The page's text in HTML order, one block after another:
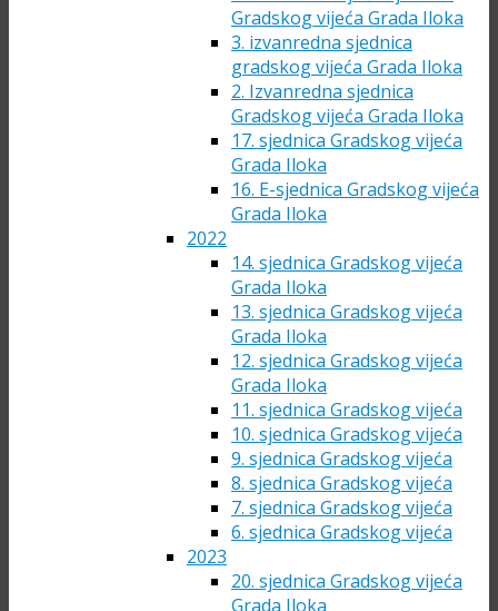
Gradskog vijeća Grada Iloka
3. izvanredna sjednica
gradskog vijeća Grada Iloka
2. Izvanredna sjednica
Gradskog vijeća Grada Iloka
17. sjednica Gradskog vijeća
Grada Iloka
16. E-sjednica Gradskog vijeća
Grada Iloka
2022
14. sjednica Gradskog vijeća
Grada Iloka
13. sjednica Gradskog vijeća
Grada Iloka
12. sjednica Gradskog vijeća
Grada Iloka
11. sjednica Gradskog vijeća
10. sjednica Gradskog vijeća
9. sjednica Gradskog vijeća
8. sjednica Gradskog vijeća
7. sjednica Gradskog vijeća
6. sjednica Gradskog vijeća
2023
20. sjednica Gradskog vijeća
Grada Iloka